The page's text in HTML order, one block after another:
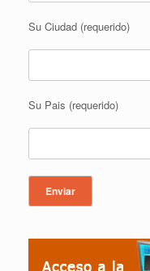
Su Ciudad (requerido)
Su Pais (requerido)